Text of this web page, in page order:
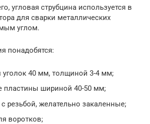
угловая струбцина используется в
для сварки металлических
углом.
понадобятся:
уголок 40 мм, толщиной 3-4 мм;
пластины шириной 40-50 мм;
резьбой, желательно закаленные;
воротков;